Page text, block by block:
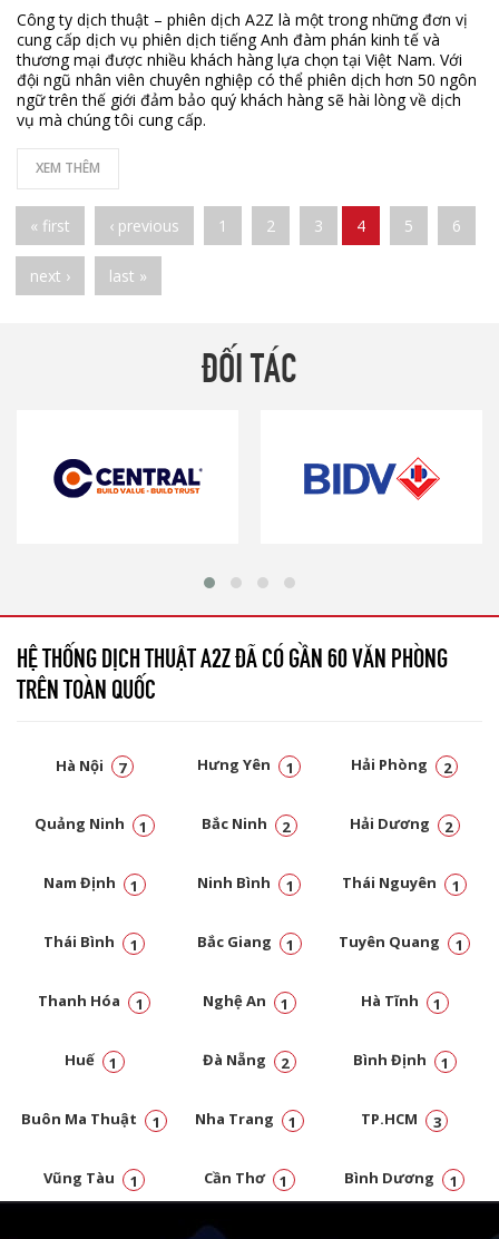
Công ty dịch thuật – phiên dịch A2Z là một trong những đơn vị
cung cấp dịch vụ phiên dịch tiếng Anh đàm phán kinh tế và
thương mại được nhiều khách hàng lựa chọn tại Việt Nam. Với
đội ngũ nhân viên chuyên nghiệp có thể phiên dịch hơn 50 ngôn
ngữ trên thế giới đảm bảo quý khách hàng sẽ hài lòng về dịch
vụ mà chúng tôi cung cấp.
XEM THÊM
Pages
« first ‹ previous 1 2 3 4 5 6
next › last »
ĐỐI TÁC
HỆ THỐNG DỊCH THUẬT A2Z ĐÃ CÓ GẦN 60 VĂN PHÒNG
TRÊN TOÀN QUỐC
Hà Nội 7 Hưng Yên 1 Hải Phòng 2
Quảng Ninh 1 Bắc Ninh 2 Hải Dương 2
Nam Định 1 Ninh Bình 1 Thái Nguyên 1
Thái Bình 1 Bắc Giang 1 Tuyên Quang 1
Thanh Hóa 1 Nghệ An 1 Hà Tĩnh 1
Huế 1 Đà Nẵng 2 Bình Định 1
Buôn Ma Thuật 1 Nha Trang 1 TP.HCM 3
Vũng Tàu 1 Cần Thơ 1 Bình Dương 1